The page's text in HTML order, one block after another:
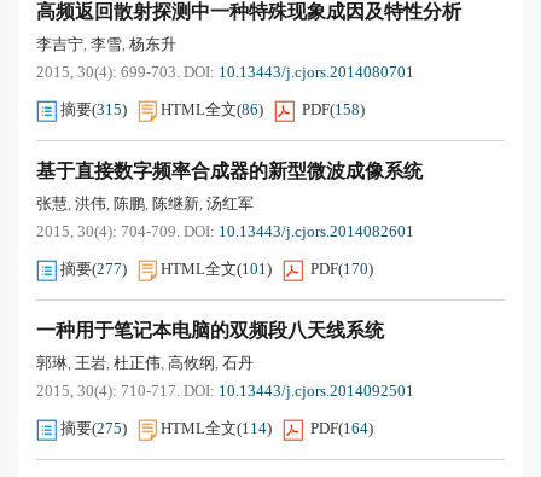
高频返回散射探测中一种特殊现象成因及特性分析
李吉宁, 李雪, 杨东升
2015, 30(4): 699-703. DOI: 10.13443/j.cjors.2014080701
摘要(315) HTML全文(86) PDF(158)
基于直接数字频率合成器的新型微波成像系统
张慧, 洪伟, 陈鹏, 陈继新, 汤红军
2015, 30(4): 704-709. DOI: 10.13443/j.cjors.2014082601
摘要(277) HTML全文(101) PDF(170)
一种用于笔记本电脑的双频段八天线系统
郭琳, 王岩, 杜正伟, 高攸纲, 石丹
2015, 30(4): 710-717. DOI: 10.13443/j.cjors.2014092501
摘要(275) HTML全文(114) PDF(164)